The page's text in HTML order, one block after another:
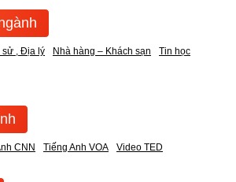
sử , Địa lý Nhà hàng – Khách sạn Tin học
CNN Tiếng Anh VOA Video TED